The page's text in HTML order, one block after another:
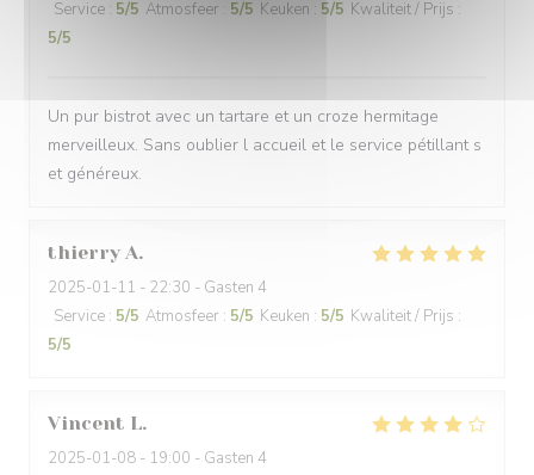
Service : 5/5 Atmosfeer : 5/5 Keuken : 5/5 Kwaliteit / Prijs :
5/5
Un pur bistrot avec un tartare et un croze hermitage
merveilleux. Sans oublier l accueil et le service pétillant s
et généreux.
thierry A
2025-01-11 - 22:30 - Gasten 4
Service : 5/5 Atmosfeer : 5/5 Keuken : 5/5 Kwaliteit / Prijs :
5/5
Vincent L
2025-01-08 - 19:00 - Gasten 4